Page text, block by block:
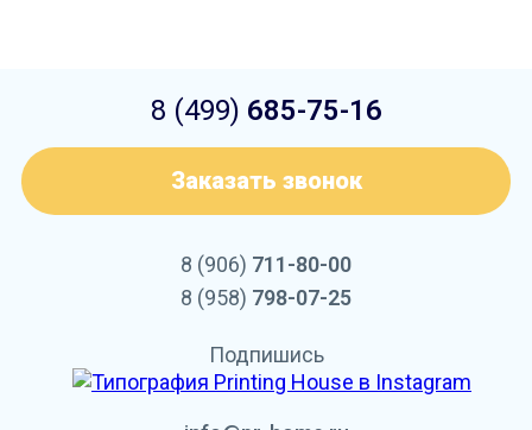
8 (499) 685-75-16
Заказать звонок
8 (906) 711-80-00
8 (958) 798-07-25
Подпишись